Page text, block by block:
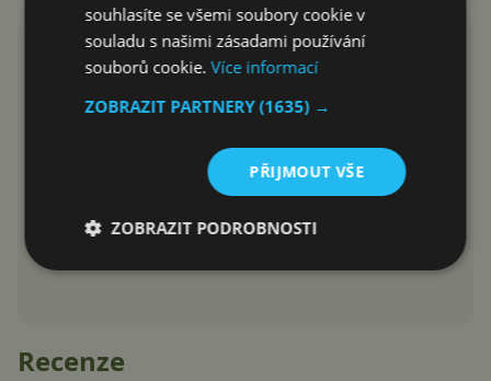
Recenze
souhlasíte se všemi soubory cookie v
souladu s našimi zásadami používání
souborů cookie.Více informací
ZOBRAZIT PARTNERY(1635) →
PŘIJMOUT VŠE
ZOBRAZIT PODROBNOSTI